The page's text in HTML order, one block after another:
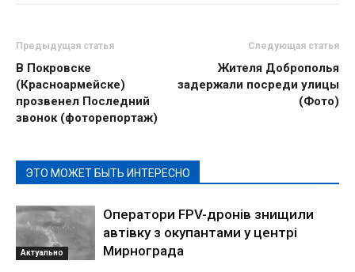
Предыдущая статья
В Покровске
(Красноармейске)
прозвенел Последний
звонок (фоторепортаж)
Следующая статья
Жителя Доброполья
задержали посреди улицы
(Фото)
ЭТО МОЖЕТ БЫТЬ ИНТЕРЕСНО
Актуально
Оператори FPV-дронів знищили
автівку з окупантами у центрі
Мирнограда